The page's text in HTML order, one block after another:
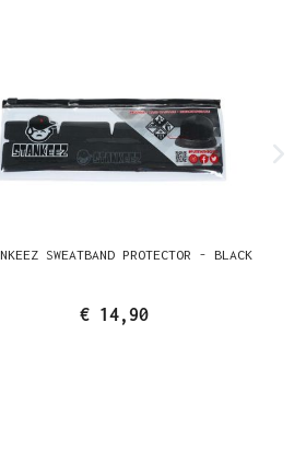
SWEATBAND PROTECTOR - BLACK
€ 14,90